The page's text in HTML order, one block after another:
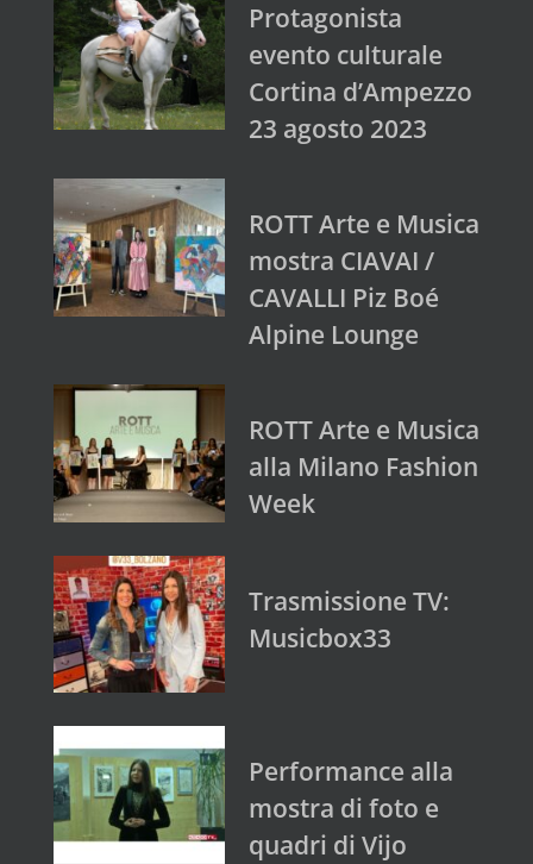
Protagonista
evento culturale
Cortina d’Ampezzo
23 agosto 2023
ROTT Arte e Musica
mostra CIAVAI /
CAVALLI Piz Boé
Alpine Lounge
ROTT Arte e Musica
alla Milano Fashion
Week
Trasmissione TV:
Musicbox33
Performance alla
mostra di foto e
quadri di Vijo